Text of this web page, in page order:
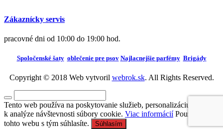
Zákaznícky servis
pracovné dni od 10:00 do 19:00 hod.
Spoločenské šaty oblečenie pre psov Najlacnejšie parfémy Brigády
Copyright © 2018 Web vytvoril webrok.sk. All Rights Reserved.
Tento web používa na poskytovanie služieb, personalizáciu reklám a
k analýze návštevnosti súbory cookie. Viac informáciíPoužívaním
tohto webu s tým súhlasíte.
Súhlasím